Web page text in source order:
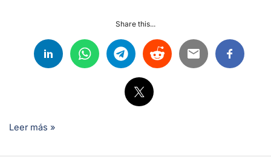
Share this...
Leer más »